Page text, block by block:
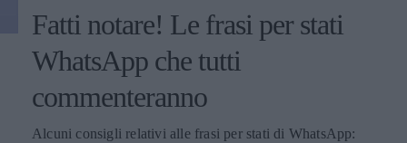
Fatti notare! Le frasi per stati
WhatsApp che tutti
commenteranno
Alcuni consigli relativi alle frasi per stati di WhatsApp: